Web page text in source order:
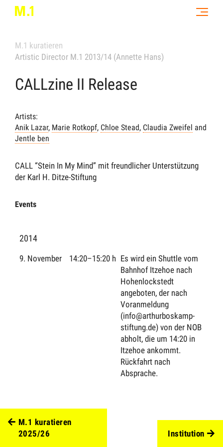
M.1 kuratieren
Artistic Director M.1 2013/14 (Annette Hans)
CALLzine II Release
Artists:
Anik Lazar, Marie Rotkopf, Chloe Stead, Claudia Zweifel and
Jentle ben
CALL “Stein In My Mind” mit freundlicher Unterstützung
der Karl H. Ditze-Stiftung
Events
2014
9. November 14:20–15:20 h Es wird ein Shuttle vom
Bahnhof Itzehoe nach
Hohenlockstedt
angeboten, der nach
Voranmeldung
(info@arthurboskamp-
stiftung.de) von der NOB
abholt, die um 14:20 in
Itzehoe ankommt.
Rückfahrt nach
Absprache.
M.1 kuratieren
2025/26
Institution